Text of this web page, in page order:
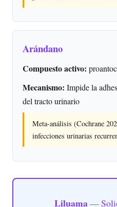
Arándano
Compuesto activo:
Mecanismo: Impide la
del tracto urinario
Meta-análisis (Cochrane
infecciones urinarias
Liluama—